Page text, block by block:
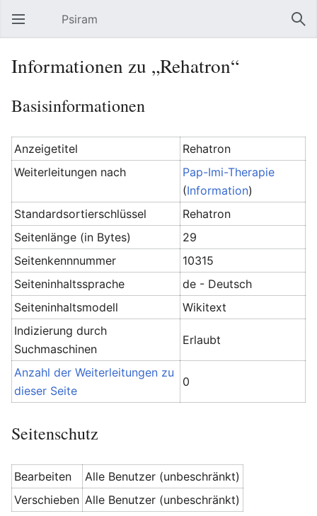
Hauptmenü öffnen Psiram
Informationen zu „Rehatron“
Basisinformationen
Anzeigetitel
Rehatron
Weiterleitungen nach
Pap-Imi-Therapie
(Information)
Standardsortierschlüssel
Rehatron
Seitenlänge (in Bytes)
29
Seitenkennnummer
10315
Seiteninhaltssprache
de - Deutsch
Seiteninhaltsmodell
Wikitext
Indizierung durch
Suchmaschinen
Erlaubt
Anzahl der Weiterleitungen zu
dieser Seite
0
Seitenschutz
Bearbeiten
Alle Benutzer (unbeschränkt)
Verschieben Alle Benutzer (unbeschränkt)